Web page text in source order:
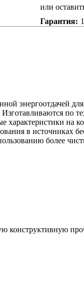
или
Гарантия:
энергоотдачей
по
на
в источниках
более
конструктивную